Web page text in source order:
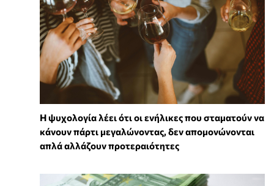
Η ψυχολογία λέει ότι οι ενήλικες που σταματούν να
κάνουν πάρτι μεγαλώνοντας, δεν απομονώνονται
απλά αλλάζουν προτεραιότητες